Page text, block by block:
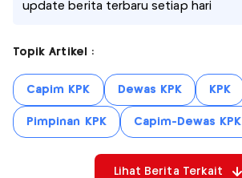
update berita terbaru setiap hari
Topik Artikel :
Capim KPK Dewas KPK KPK
Pimpinan KPK Capim-Dewas KPK
Lihat Berita Terkait